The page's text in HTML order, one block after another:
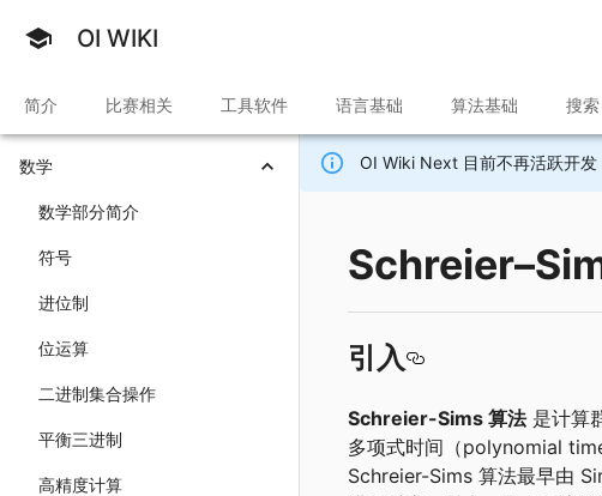
OI WIKI
简介 比赛相关 工具软件 语言基础 算法基础 搜索
数学
数学部分简介
符号
进位制
位运算
二进制集合操作
平衡三进制
高精度计算
OI Wiki Next 目前不再活跃开发
引入
Schreier-Sims 算法是计算
多项式时间（polynomial
Schreier-Sims 算法最早由